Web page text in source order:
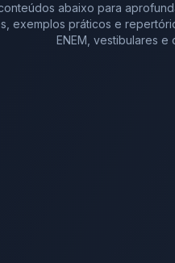
abaixo para
exemplos práticos e
ENEM, vestibulares e